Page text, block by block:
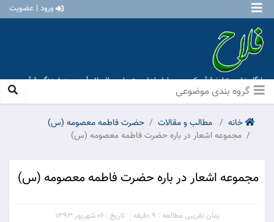
ورود | عضویت
پایگاه نشر و تبلیغ قرآن کریم و معارف اهل بیت علیهم السلام [ موسسه فرهنگی قرآن و
عترت منهاج عشق آباد ]
خانه مطالب و مقالات
حضرت فاطمه معصومه (س)
مجموعه اشعار در باره حضرت فاطمه معصومه (س)
مجموعه اشعار در باره حضرت فاطمه معصومه (س)
زمان تقریبی مطالعه : 9 دقیقه تاریخ : 06 شهریور 1393